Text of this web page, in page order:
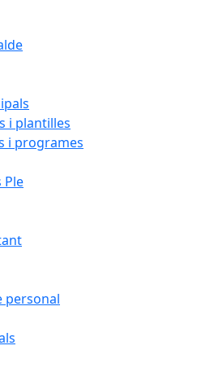
i plantilles
i programes
Ple
personal